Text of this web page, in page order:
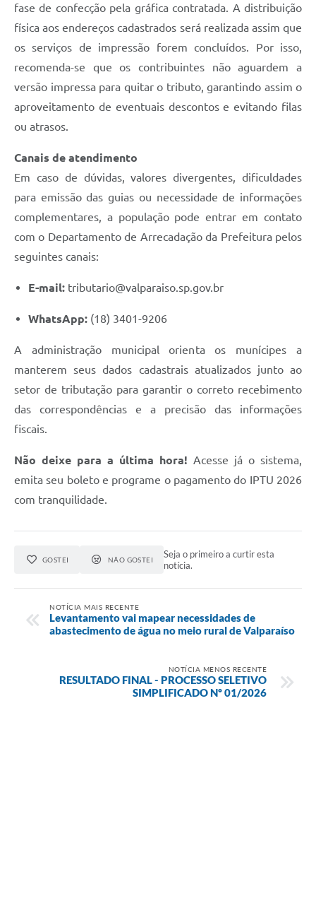
fase de confecção pela gráfica contratada. A distribuição
física aos endereços cadastrados será realizada assim que
os serviços de impressão forem concluídos. Por isso,
recomenda-se que os contribuintes não aguardem a
versão impressa para quitar o tributo, garantindo assim o
aproveitamento de eventuais descontos e evitando filas
ou atrasos.
Canais de atendimento
Em caso de dúvidas, valores divergentes, dificuldades
para emissão das guias ou necessidade de informações
complementares, a população pode entrar em contato
com o Departamento de Arrecadação da Prefeitura pelos
seguintes canais:
E-mail: tributario@valparaiso.sp.gov.br
WhatsApp: (18) 3401-9206
A administração municipal orienta os munícipes a
manterem seus dados cadastrais atualizados junto ao
setor de tributação para garantir o correto recebimento
das correspondências e a precisão das informações
fiscais.
Não deixe para a última hora! Acesse já o sistema,
emita seu boleto e programe o pagamento do IPTU 2026
com tranquilidade.
GOSTEI NÃO GOSTEI
Seja o primeiro a curtir esta
notícia.
NOTÍCIA MAIS RECENTE
Levantamento vai mapear necessidades de
abastecimento de água no meio rural de Valparaíso
NOTÍCIA MENOS RECENTE
RESULTADO FINAL - PROCESSO SELETIVO
SIMPLIFICADO Nº 01/2026